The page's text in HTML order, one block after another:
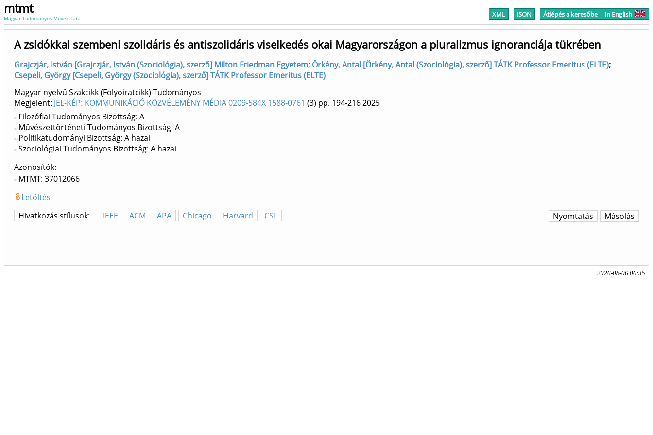
mtmt
Magyar Tudományos Művek Tára XML JSON Átlépés a keresőbe In English
A zsidókkal szembeni szolidáris és antiszolidáris viselkedés okai Magyarországon a pluralizmus ignoranciája tükrében
Grajczjár, István [Grajczjár, István (Szociológia), szerző] Milton Friedman Egyetem; Örkény, Antal [Örkény, Antal (Szociológia), szerző] TÁTK Professor Emeritus (ELTE);
Csepeli, György [Csepeli, György (Szociológia), szerző] TÁTK Professor Emeritus (ELTE)
Magyar nyelvű Szakcikk (Folyóiratcikk) Tudományos
Megjelent: JEL-KÉP: KOMMUNIKÁCIÓ KÖZVÉLEMÉNY MÉDIA 0209-584X 1588-0761 (3) pp. 194-2162025
Filozófiai Tudományos Bizottság: A
Művészettörténeti Tudományos Bizottság: A
Politikatudományi Bizottság: A hazai
Szociológiai Tudományos Bizottság: A hazai
Azonosítók
MTMT: 37012066
Letöltés
Hivatkozás stílusok:
IEEE ACM APA Chicago Harvard CSL Másolás
Nyomtatás
2026-08-06 06:35